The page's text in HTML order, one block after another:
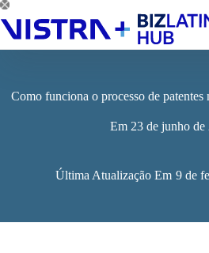
Pular
para
conteúdo
Como funciona o processo de
Em 23 de junho de
Última Atualização Em 9 de